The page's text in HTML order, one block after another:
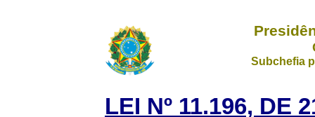
Subchefia
LEI Nº 11.196, DE